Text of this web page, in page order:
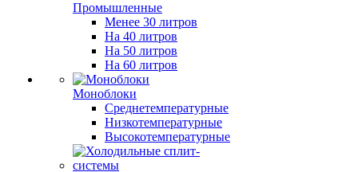
Промышленные
Менее 30 литров
На 40 литров
На 50 литров
На 60 литров
Моноблоки
Среднетемпературные
Низкотемпературные
Высокотемпературные